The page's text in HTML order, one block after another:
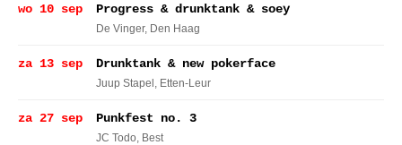
wo 10 sep Progress & drunktank & soey
De Vinger, Den Haag
za 13 sep Drunktank & new pokerface
Juup Stapel , Etten-Leur
za 27 sep Punkfest no. 3
JC Todo, Best